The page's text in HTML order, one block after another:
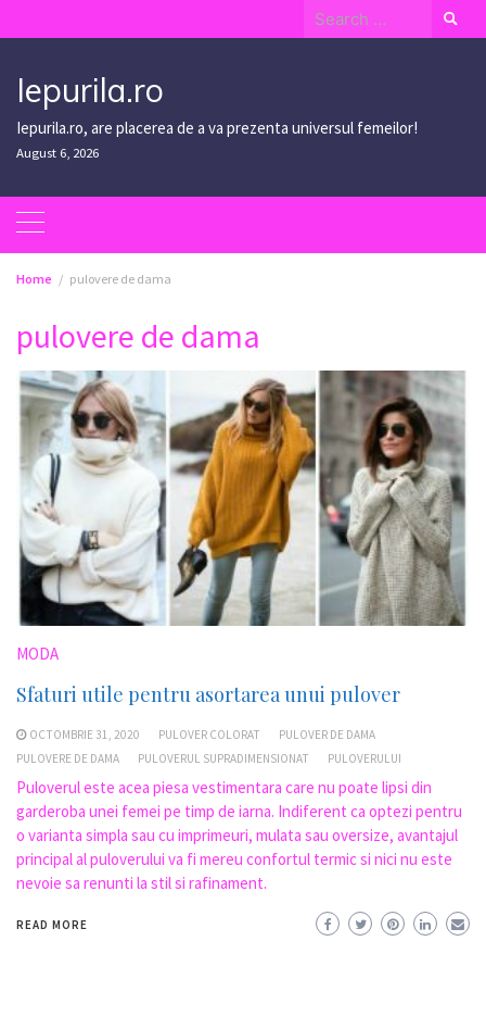
to
Search
for:
Iepurila.ro
Iepurila.ro, are placerea de a va prezenta universul femeilor!
August 6, 2026
Home pulovere de dama
pulovere de dama
MODA
Sfaturi utile pentru asortarea unui pulover
OCTOMBRIE 31, 2020 PULOVER COLORAT
PULOVER DE DAMA
PULOVERE DE DAMA
PULOVERUL SUPRADIMENSIONAT PULOVERULUI
Puloverul este acea piesa vestimentara care nu poate lipsi din
garderoba unei femei pe timp de iarna. Indiferent ca optezi pentru
o varianta simpla sau cu imprimeuri, mulata sau oversize, avantajul
principal al puloverului va fi mereu confortul termic si nici nu este
nevoie sa renunti la stil si rafinament.
READ MORE